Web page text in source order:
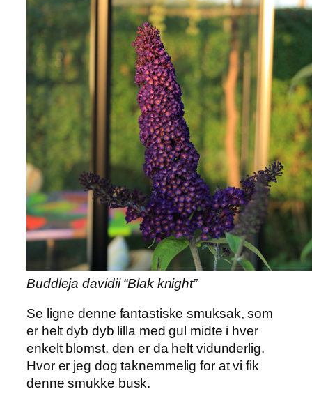
Buddleja davidii “Blak knight”
Se ligne denne fantastiske smuksak, som
er helt dyb dyb lilla med gul midte i hver
enkelt blomst, den er da helt vidunderlig.
Hvor er jeg dog taknemmelig for at vi fik
denne smukke busk.